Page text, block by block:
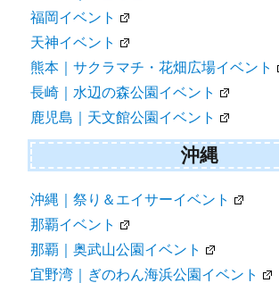
福岡イベント
天神イベント
熊本｜サクラマチ・花畑広場イベント
長崎｜水辺の森公園イベント
鹿児島｜天文館公園イベント
沖縄
沖縄｜祭り＆エイサーイベント
那覇イベント
那覇｜奥武山公園イベント
宜野湾｜ぎのわん海浜公園イベント